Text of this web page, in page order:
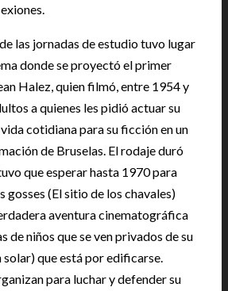
las jornadas de estudio tuvo lugar
donde se proyectó el primer
Halez, quien filmó, entre 1954 y
a quienes les pidió actuar su
cotidiana para su ficción en un
de Bruselas. El rodaje duró
que esperar hasta 1970 para
gosses (El sitio de los chavales)
aventura cinematográfica
de niños que se ven privados de su
solar) que está por edificarse.
para luchar y defender su